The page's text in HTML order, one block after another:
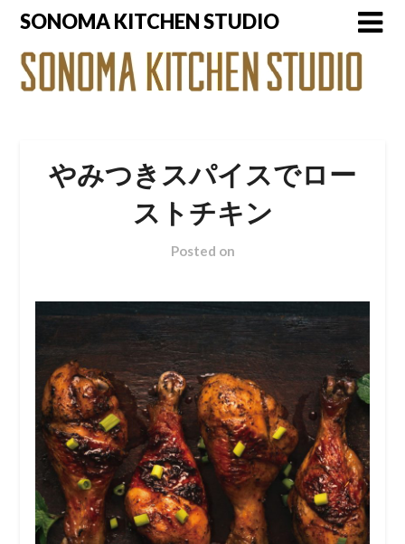
Skip
content
SONOMA KITCHEN STUDIO
やみつきスパイスでロー
ストチキン
Posted on